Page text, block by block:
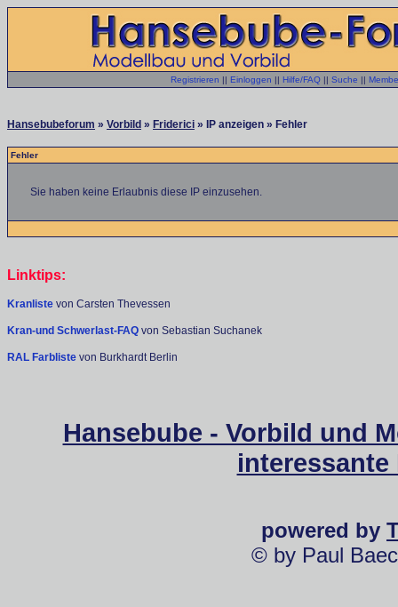
Registrieren || Einloggen || Hilfe/FAQ || Suche ||
Hansebubeforum » Vorbild » Friderici » IP anzeigen » Fehler
Fehler
Sie haben keine Erlaubnis diese IP einzusehen.
Linktips:
Kranliste von Carsten Thevessen
Kran-und Schwerlast-FAQ von Sebastian Suchanek
RAL Farbliste von Burkhardt Berlin
Hansebube - Vorbild und
powered by
© by Paul